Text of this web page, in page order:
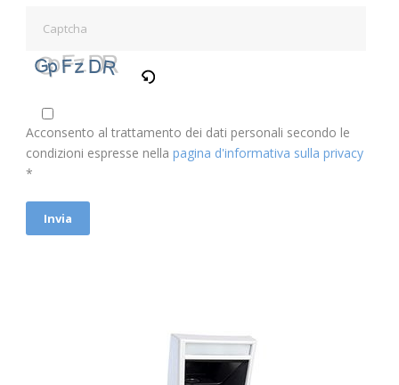
Acconsento al trattamento dei dati personali secondo le
condizioni espresse nella pagina d'informativa sulla privacy
*